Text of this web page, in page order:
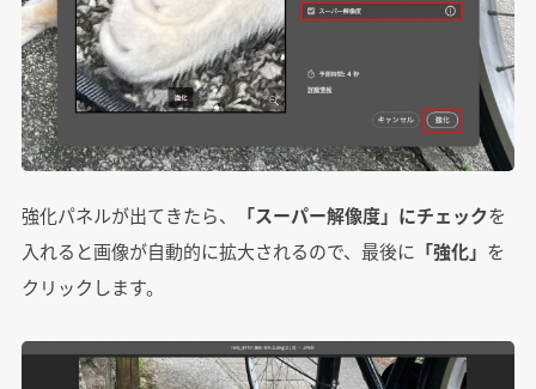
強化パネルが出てきたら、 「スーパー解像度」にチェックを
入れると画像が自動的に拡大されるので、最後に 「強化」 を
クリックします。